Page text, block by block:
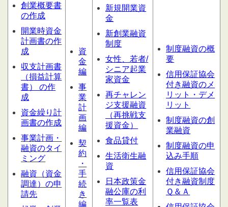
創業概要書
の作成
開業時資金
計画書の作
成
収支計画書
（損益計算
書） の作
成
資金繰り計
画書の作成
事業計画・
融資のタイ
ミング
融資（資金
調達）の申
請先
資
金
編
事
業
計
画
編
契
約
・
手
続
き
編
新規開業資
金
新創業融資
制度
女性、若者/
シニア起業
家資金
再チャレン
ジ支援融資
（再挑戦支
援資金）
食品貸付
生活衛生融
資
日本政策金
融公庫の利
率一覧表
制度融資の概
要
信用保証協会
付き融資のメ
リット・デメ
リット
制度融資の創
業融資
制度融資の申
込み手順
信用保証協会
付き融資制度
Ｑ＆Ａ